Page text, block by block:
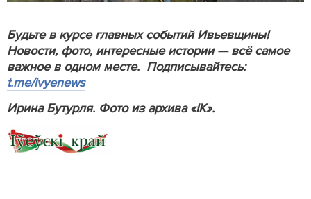
Будьте в курсе главных событий Ивьевщины!
Новости, фото, интересные истории — всё самое
важное в одном месте. Подписывайтесь:
t.me/ivyenews
Ирина Бутурля. Фото из архива «IK».